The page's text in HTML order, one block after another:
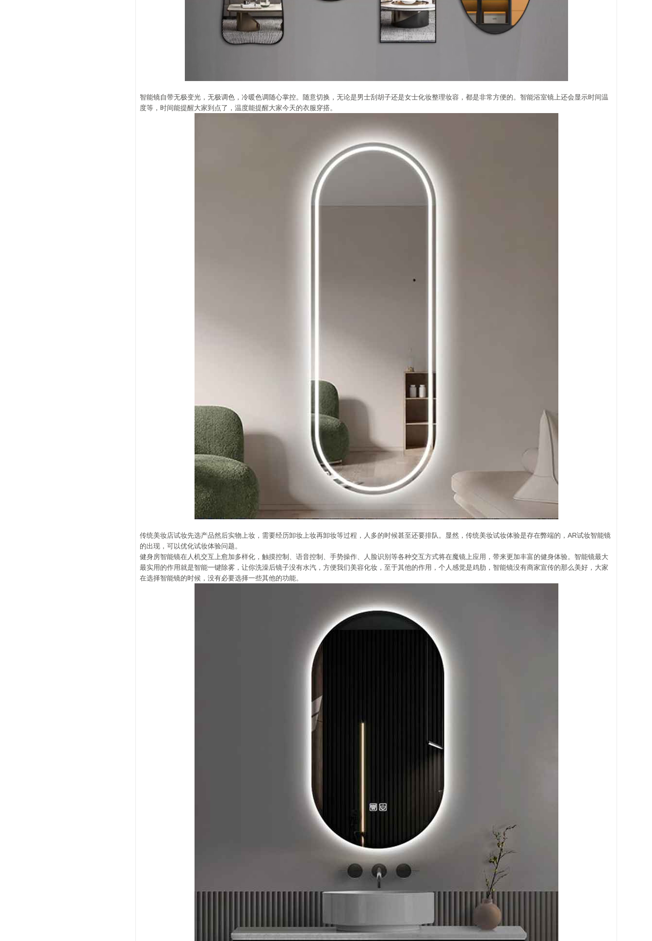
智能镜自带无极变光，无极调色，冷暖色调随心掌控。随意切换，无论是男士刮胡子还是女士化妆整理妆容，都是非常方便的。智能浴室镜上还会显示时间温
度等，时间能提醒大家到点了，温度能提醒大家今天的衣服穿搭。
传统美妆店试妆先选产品然后实物上妆，需要经历卸妆上妆再卸妆等过程，人多的时候甚至还要排队。显然，传统美妆试妆体验是存在弊端的，AR试妆智能镜
的出现，可以优化试妆体验问题。
健身房智能镜在人机交互上愈加多样化，触摸控制、语音控制、手势操作、人脸识别等各种交互方式将在魔镜上应用，带来更加丰富的健身体验。智能镜最大
最实用的作用就是智能一键除雾，让你洗澡后镜子没有水汽，方便我们美容化妆，至于其他的作用，个人感觉是鸡肋，智能镜没有商家宣传的那么美好，大家
在选择智能镜的时候，没有必要选择一些其他的功能。